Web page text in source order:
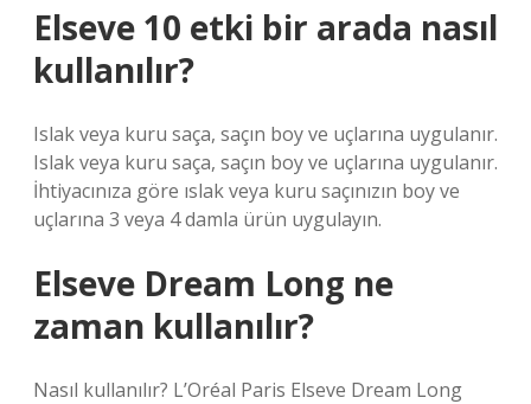
Elseve 10 etki bir arada nasıl
kullanılır?
Islak veya kuru saça, saçın boy ve uçlarına uygulanır.
Islak veya kuru saça, saçın boy ve uçlarına uygulanır.
İhtiyacınıza göre ıslak veya kuru saçınızın boy ve
uçlarına 3 veya 4 damla ürün uygulayın.
Elseve Dream Long ne
zaman kullanılır?
Nasıl kullanılır? L’Oréal Paris Elseve Dream Long